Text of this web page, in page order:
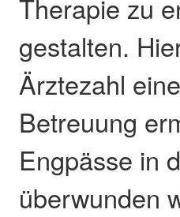
Therapie zu
gestalten.
Ärztezahl
Betreuung
Engpässe in
überwunden